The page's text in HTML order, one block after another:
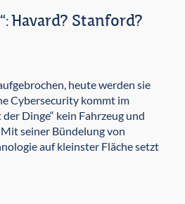
Havard? Stanford?
heute werden sie
Cybersecurity kommt im
Dinge“ kein Fahrzeug und
seiner Bündelung von
auf kleinster Fläche setzt